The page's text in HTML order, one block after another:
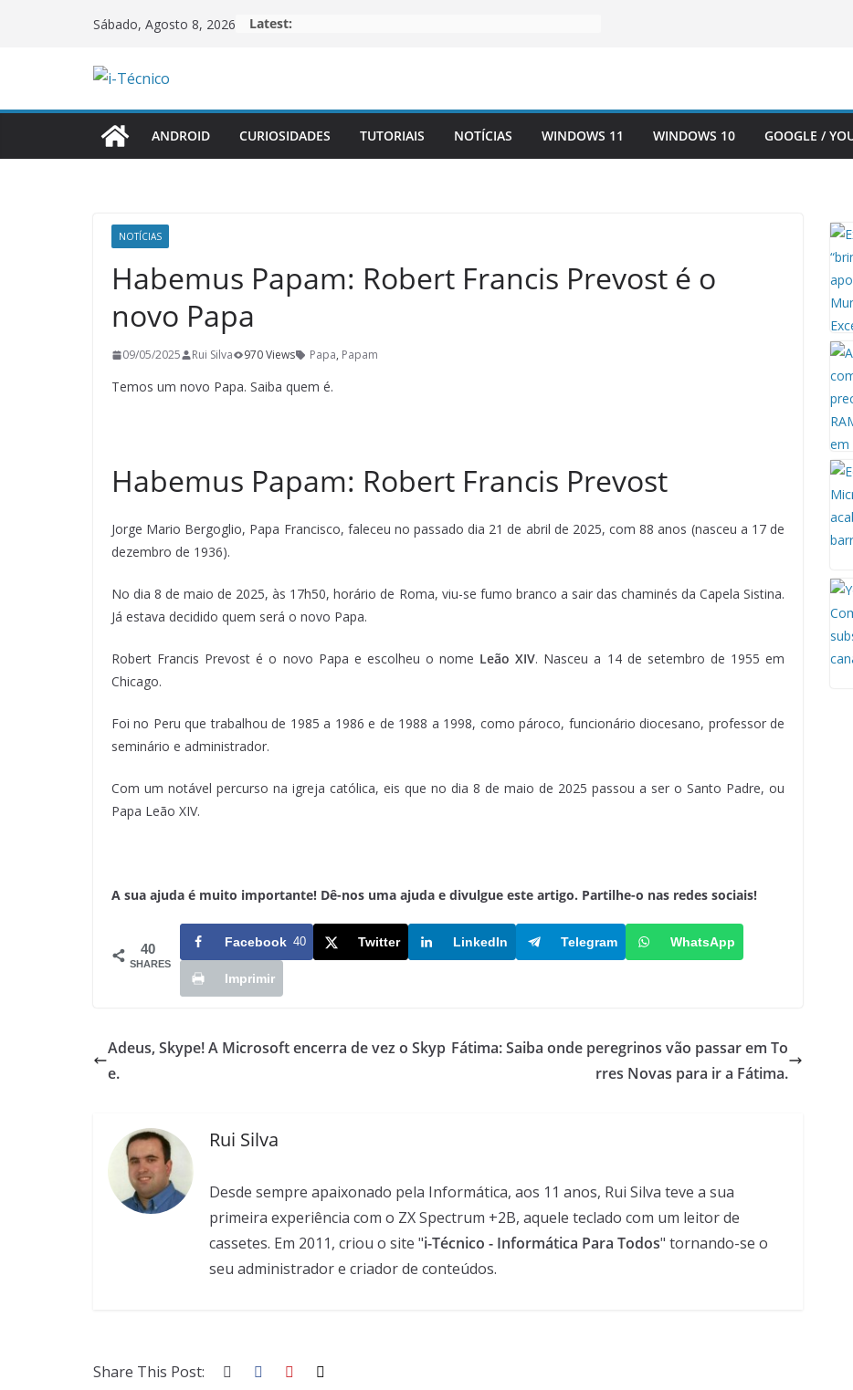
Sábado, Agosto 8, 2026 Latest:
ANDROID CURIOSIDADES TUTORIAIS NOTÍCIAS WINDOWS 11 WINDOWS 10 GOOGLE /
NOTÍCIAS
Habemus Papam: Robert Francis Prevost é o
novo Papa
09/05/2025 Rui Silva 970 Views Papa, Papam
Temos um novo Papa. Saiba quem é.
Habemus Papam: Robert Francis Prevost
Jorge Mario Bergoglio, Papa Francisco, faleceu no passado dia 21 de abril de 2025, com 88 anos (nasceu a 17 de
dezembro de 1936).
No dia 8 de maio de 2025, às 17h50, horário de Roma, viu-se fumo branco a sair das chaminés da Capela Sistina.
Já estava decidido quem será o novo Papa.
Robert Francis Prevost é o novo Papa e escolheu o nome Leão XIV. Nasceu a 14 de setembro de 1955 em
Chicago.
Foi no Peru que trabalhou de 1985 a 1986 e de 1988 a 1998, como pároco, funcionário diocesano, professor de
seminário e administrador.
Com um notável percurso na igreja católica, eis que no dia 8 de maio de 2025 passou a ser o Santo Padre, ou
Papa Leão XIV.
A sua ajuda é muito importante! Dê-nos uma ajuda e divulgue este artigo. Partilhe-o nas redes sociais!
40
SHARES
Facebook 40 Twitter LinkedIn Telegram WhatsApp
Imprimir
Adeus, Skype! A Microsoft encerra de vez o Skyp
e.
Fátima: Saiba onde peregrinos vão passar em To
rres Novas para ir a Fátima.
Rui Silva
Desde sempre apaixonado pela Informática, aos 11 anos, Rui Silva teve a sua
primeira experiência com o ZX Spectrum +2B, aquele teclado com um leitor de
cassetes. Em 2011, criou o site "i-Técnico - Informática Para Todos" tornando-se o
seu administrador e criador de conteúdos.
Share This Post: